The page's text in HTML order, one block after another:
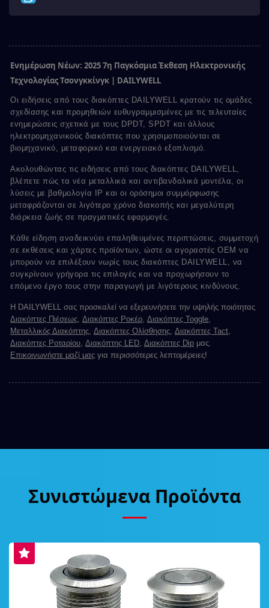
Ενημέρωση Νέων: 2025 7η Παγκόσμια Έκθεση Ηλεκτρονικής
Τεχνολογίας Τσονγκκίνγκ | DAILYWELL
Οι ειδήσεις από τους διακόπτες DAILYWELL κρατούν τις ομάδες
σχεδίασης και προμηθειών ευθυγραμμισμένες με τις τελευταίες
ενημερώσεις σχετικά με τους DPDT, SPDT και άλλους
ηλεκτρομηχανικούς διακόπτες που χρησιμοποιούνται σε
βιομηχανικό, μεταφορικό και ενεργειακό εξοπλισμό.
Ακολουθώντας τις ειδήσεις από τους διακόπτες DAILYWELL,
βλέπετε πώς τα νέα μεταλλικά και αντιβανδαλικά μοντέλα, οι
λύσεις με βαθμολογία IP και οι ορόσημοι συμμόρφωσης
μεταφράζονται σε λιγότερο χρόνο διακοπής και μεγαλύτερη
διάρκεια ζωής σε πραγματικές εφαρμογές.
Κάθε είδηση αναδεικνύει επαληθευμένες περιπτώσεις, συμμετοχή
σε εκθέσεις και χάρτες προϊόντων, ώστε οι αγοραστές OEM να
μπορούν να επιλέξουν νωρίς τους διακόπτες DAILYWELL, να
συγκρίνουν γρήγορα τις επιλογές και να προχωρήσουν το
επόμενο έργο τους στην παραγωγή με λιγότερους κινδύνους.
Η DAILYWELL σας προσκαλεί να εξερευνήσετε την υψηλής ποιότητας
Διακόπτες Πιέσεως Διακόπτες Ροκέρ Διακόπτες Toggle
Μεταλλικός Διακόπτης Διακόπτες Ολίσθησης Διακόπτες Tact
Διακόπτες Ροταρίου Διακόπτης LED Διακόπτες Dip μας.
Επικοινωνήστε μαζί μας για περισσότερες λεπτομέρειες!
Συνιστώμενα Προϊόντα